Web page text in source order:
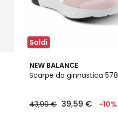
Saldi
NEW BALANCE
Scarpe da ginnastica 578
43,99 € 39,59 € -10%
5
/